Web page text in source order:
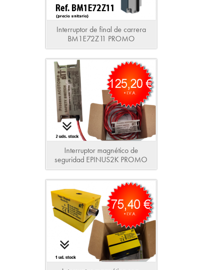
Interruptor de final de carrera
BM1E72Z11 PROMO
Interruptor magnético de
seguridad EPINUS2K PROMO